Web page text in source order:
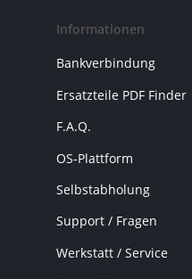
Informationen
Bankverbindung
Ersatzteile PDF Finder
F.A.Q.
OS-Plattform
Selbstabholung
Support / Fragen
Werkstatt / Service